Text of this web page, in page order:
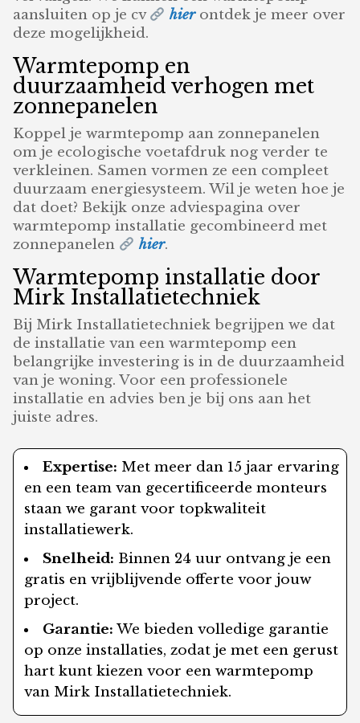
aansluiten op je cv
hierontdek je meer over
deze mogelijkheid.
Warmtepomp en
duurzaamheid verhogen met
zonnepanelen
Koppel je warmtepomp aan zonnepanelen
om je ecologische voetafdruk nog verder te
verkleinen. Samen vormen ze een compleet
duurzaam energiesysteem. Wil je weten hoe je
dat doet? Bekijk onze adviespagina over
warmtepomp installatie gecombineerd met
zonnepanelen
hier.
Warmtepomp installatie door
Mirk Installatietechniek
Bij Mirk Installatietechniek begrijpen we dat
de installatie van een warmtepomp een
belangrijke investering is in de duurzaamheid
van je woning. Voor een professionele
installatie en advies ben je bij ons aan het
juiste adres.
Expertise: Met meer dan 15 jaar ervaring
en een team van gecertificeerde monteurs
staan we garant voor topkwaliteit
installatiewerk.
Snelheid: Binnen 24 uur ontvang je een
gratis en vrijblijvende offerte voor jouw
project.
Garantie: We bieden volledige garantie
op onze installaties, zodat je met een gerust
hart kunt kiezen voor een warmtepomp
van Mirk Installatietechniek.